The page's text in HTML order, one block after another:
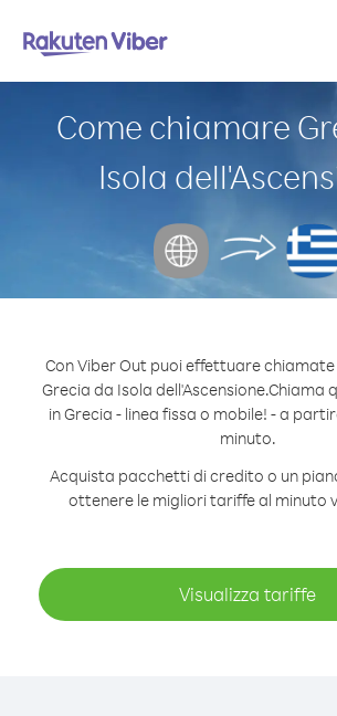
Come chiamare
Isola
Con Viber Out puoi effettuare
Grecia da Isola dell'Ascensione.Chiama
in Grecia - linea fissa o mobile! - a
minuto.
Acquista pacchetti di credito o un
ottenere le migliori tariffe al minuto
Visualizza tariffe